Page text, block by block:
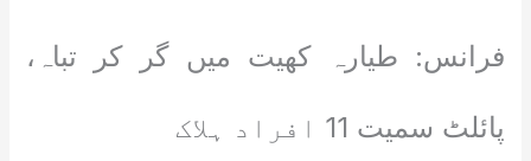
فرانس: طیارہ کھیت میں گر کر تباہ،
پائلٹ سمیت 11 افراد ہلاک